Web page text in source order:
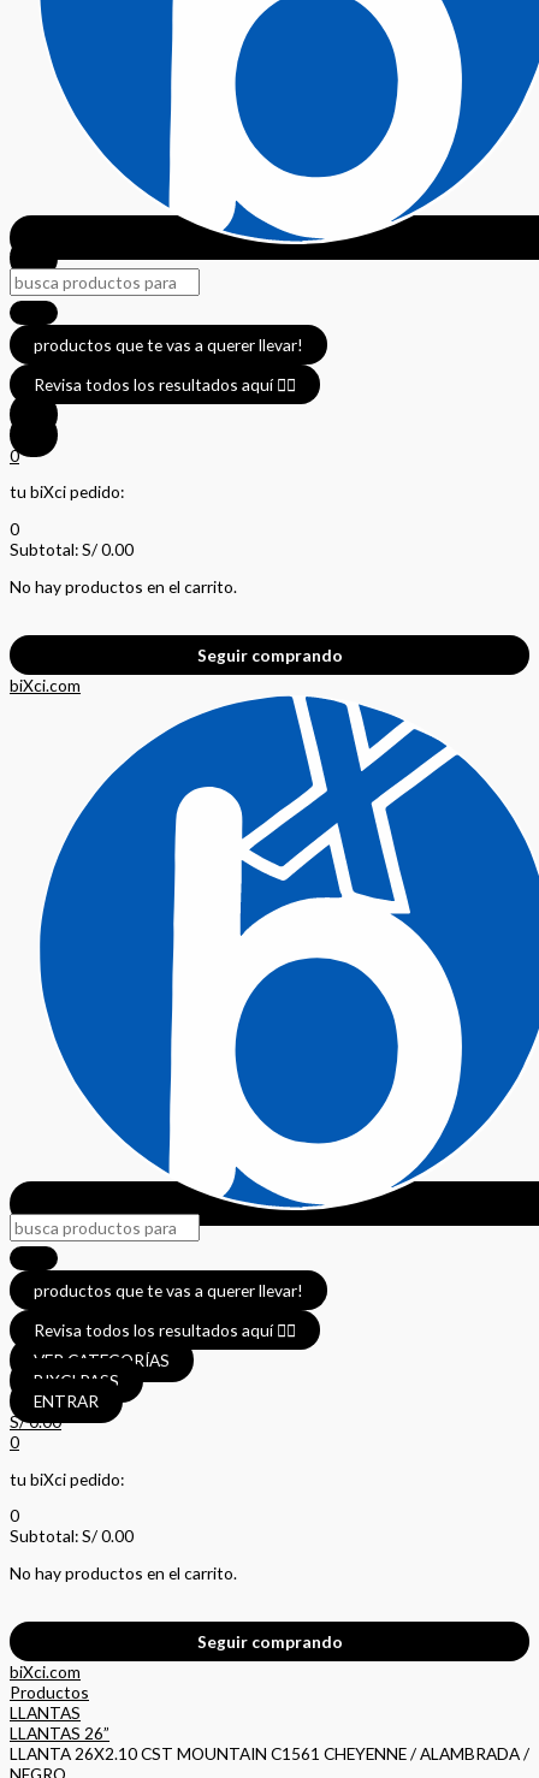
productos que te vas a querer llevar!
Revisa todos los resultados aquí 👈🏼
0
tu biXci pedido:
0
Subtotal:S/0.00
No hay productos en el carrito.
Seguir comprando
biXci.com
productos que te vas a querer llevar!
Revisa todos los resultados aquí 👈🏼
VER CATEGORÍAS
BIXCI PASS
ENTRAR
S/0.00
0
tu biXci pedido:
0
Subtotal:S/0.00
No hay productos en el carrito.
Seguir comprando
biXci.com
Productos
LLANTAS
LLANTAS 26”
LLANTA 26X2.10 CST MOUNTAIN C1561 CHEYENNE / ALAMBRADA /
NEGRO